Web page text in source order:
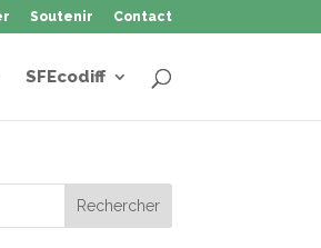
Soutenir Contact
SFEcodiff